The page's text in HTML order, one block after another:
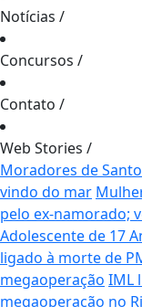
Notícias /
Concursos /
Contato /
Web Stories /
Moradores de
vindo do mar
pelo ex-namorado;
Adolescente de 17
ligado à morte de
megaoperação IML
megaoperação no